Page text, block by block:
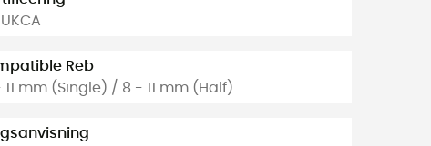
Reb
11 mm (Single) / 8 - 11 mm (Half)